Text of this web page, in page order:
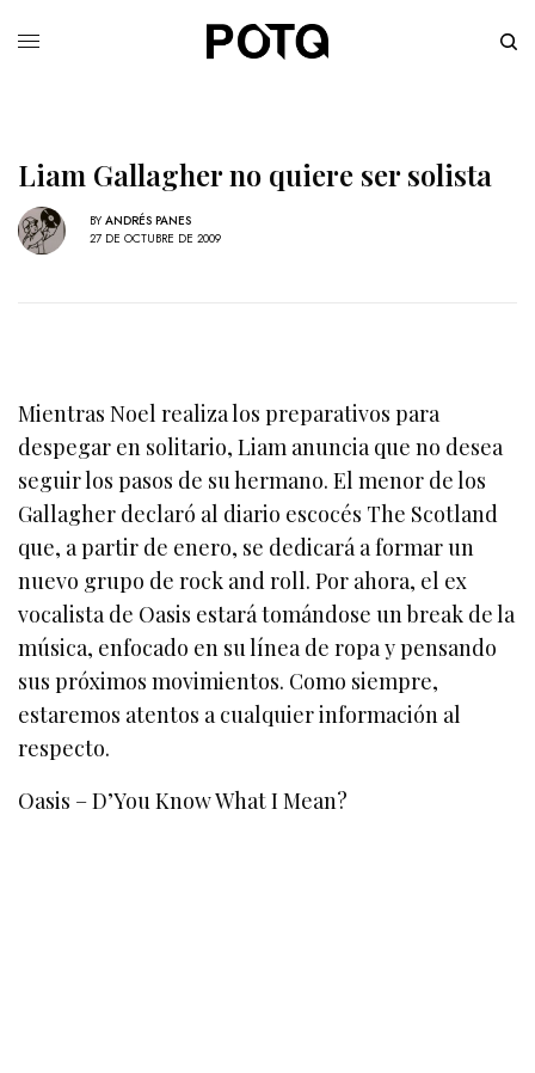
Liam Gallagher no quiere ser solista
BY ANDRÉS PANES
27 DE OCTUBRE DE 2009
Mientras Noel realiza los preparativos para
despegar en solitario, Liam anuncia que no desea
seguir los pasos de su hermano. El menor de los
Gallagher declaró al diario escocés The Scotland
que, a partir de enero, se dedicará a formar un
nuevo grupo de rock and roll. Por ahora, el ex
vocalista de Oasis estará tomándose un break de la
música, enfocado en su línea de ropa y pensando
sus próximos movimientos. Como siempre,
estaremos atentos a cualquier información al
respecto.
Oasis – D’You Know What I Mean?